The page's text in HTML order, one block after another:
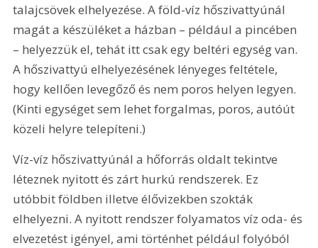
talajcsövek elhelyezése. A föld-víz hőszivattyúnál
magát a készüléket a házban – például a pincében
– helyezzük el, tehát itt csak egy beltéri egység van.
A hőszivattyú elhelyezésének lényeges feltétele,
hogy kellően levegőző és nem poros helyen legyen.
(Kinti egységet sem lehet forgalmas, poros, autóút
közeli helyre telepíteni.)
Víz-víz hőszivattyúnál a hőforrás oldalt tekintve
léteznek nyitott és zárt hurkú rendszerek. Ez
utóbbit földben illetve élővizekben szokták
elhelyezni. A nyitott rendszer folyamatos víz oda- és
elvezetést igényel, ami történhet például folyóból